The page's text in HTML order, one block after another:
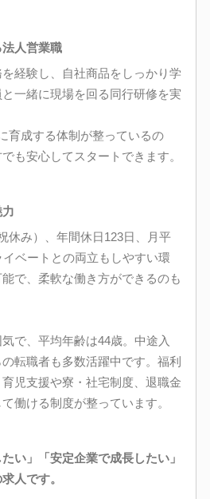
人営業職
経験し、自社商品をしっかり学
一緒に現場を回る同行研修を実
育成する体制が整っているの
も安心してスタートできます。
休み）、年間休日123日、月平
ベートとの両立もしやすい環
で、柔軟な働き方ができるのも
で、平均年齢は44歳。中途入
転職者も多数活躍中です。福利
児支援や寮・社宅制度、退職金
働ける制度が整っています。
い」「安定企業で成長したい」
人です。